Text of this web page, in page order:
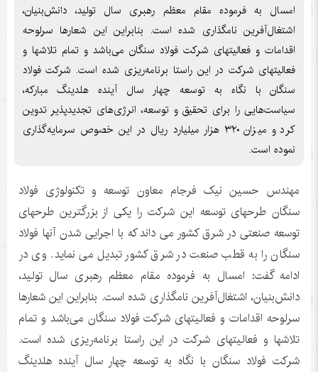
امسال به فرموده مقام معظم رهبری سال تولید، دانش‌بنیان،
اشتغال‌آفرین نامگذاری شده است. بنابراین این شعارها سرلوحه
اقدامات و فعالیتهای شرکت فولاد سنگان می‌باشد و تمام تلاشها و
فعالیتهای شرکت در این راستا برنامه‌ریزی شده است. شرکت فولاد
سنگان با نگاه به توسعه چهار سال آینده هلدینگ مبارکه،
سیاست‌هایی را برای تحقیق و توسعه، انرژی‌های تجدیدپذیر تدوین
کرد و میزان ۳۲۰ هزار میلیارد ریال در این خصوص سرمایه‌گذاری
نموده است.
مهندس حسین نیک فرجام معاون توسعه و تکنولوژی فولاد
سنگان طرحهای توسعه این شرکت را یکی از بزرگترین طرحهای
توسعه صنعتی در شرق کشور می داند که با اجرایی شدن آنها فولاد
سنگان را به قطب صنعت در شرق کشور تبدیل می نماید. وی در
ادامه گفت: امسال به فرموده مقام معظم رهبری سال تولید،
دانش‌بنیان، اشتغال‌آفرین نامگذاری شده است. بنابراین این شعارها
سرلوحه اقدامات و فعالیتهای شرکت فولاد سنگان می‌باشد و تمام
تلاشها و فعالیتهای شرکت در این راستا برنامه‌ریزی شده است.
شرکت فولاد سنگان با نگاه به توسعه چهار سال آینده هلدینگ